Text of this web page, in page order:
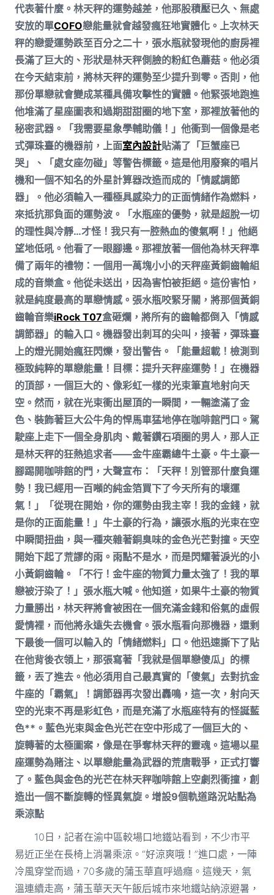
代表著什麼。林天秤的運勢越差，他那股積壓已久、無處
安放的單COFO戀能量就會越發瘋狂地實體化。上次林天
秤的戀愛運勢跌至百分之二十，張水瓶就發現他的廚房裡
長滿了巨大的、形狀是林天秤側臉的粉紅色蘑菇。他必須
在今天結束前，將林天秤的運勢至少提升到零。否則，他
那份單戀就會變成某種具備攻擊性的實體。他緊張地跑進
他堆滿了星座圖表和過期甜甜圈的地下室，那裡放著他的
秘密武器。「我需要星象學輔助儀！」他衝到一個像是老
式彈珠臺的機器前，上面室內設計貼滿了「巨蟹座已
哭」、「處女座勿碰」等警告標籤。這是他用廢棄的唱片
機和一個不知名的外星計算器改造而成的「情感調節
器」。他必須輸入一種極具感染力的正面情緒作為燃料，
來抵抗那負面的運勢波。「水瓶座的優勢，就是超脫一切
的理性與冷靜…才怪！我只有一腔熱血的傻氣啊！」他絕
望地低吼。他看了一眼腳邊。那裡放著一個他為林天秤準
備了兩年的禮物：一個用一萬塊小小的天秤座黃銅齒輪組
成的音樂盒。他從未送出，因為害怕被拒絕。這份害怕，
就是純度最高的單戀情感。張水瓶咬緊牙關，將那個黃銅
齒輪音樂iRock T07盒砸爛，將所有的齒輪都倒入「情感
調節器」的輸入口。機器發出刺耳的尖叫，接著，彈珠臺
上的燈光開始瘋狂閃爍，發出警告。「能量超載！檢測到
極致純粹的單戀能量！目標：提升天秤座運勢！」在機器
的頂部，一個巨大的、像彩虹一樣的光束筆直地射向天
空。然而，就在光束衝出屋頂的一瞬間，一輛塗滿了金
色、裝飾著巨大公牛角的悍馬車猛地停在咖啡館門口。駕
駛座上走下一個全身肌肉、戴著鑽石項圈的男人，那人正
是林天秤的狂熱追求者——金牛座霸總牛土豪。牛土豪一
腳踢開咖啡館的門，大聲宣布：「天秤！別管那什麼負運
勢！我已經用一百噸的純金箔買下了今天所有的壞運
氣！」「從現在開始，你的運勢由我主宰！我的金錢，就
是你的正面能量！」牛土豪的行為，讓張水瓶的光束在空
中瞬間扭曲，與一種夾雜著銅臭味的金色光芒對撞。天空
開始下起了荒謬的雨。雨點不是水，而是閃耀著淚光的小
小黃銅齒輪。「不行！金牛座的物質力量太強了！我的單
戀被汙染了！」張水瓶大喊。他知道，如果牛土豪的物質
力量勝出，林天秤將會被困在一個充滿金錢和俗氣的虛假
愛情裡，而他將永遠失去機會。張水瓶看向那機器，還剩
下最後一個可以輸入的「情緒燃料」口。他迅速撕下了貼
在他背後衣領上，那張寫著「我就是個單戀傻瓜」的標
籤，丟了進去。他必須用自己最真實的「傻氣」去對抗金
牛座的「霸氣」！調節器再次發出轟鳴，這一次，射向天
空的光束不再是彩虹色，而是充滿了水瓶座特有的怪誕藍
色**。藍色光束與金色光芒在空中形成了一個巨大的、
旋轉著的太極圖案，像是在爭奪林天秤的靈魂。這場以星
座運勢為賭注、以單戀能量為武器的荒唐戰爭，正式打響
了。藍色與金色的光芒在林天秤咖啡館上空劇烈衝撞，創
造出一個不斷旋轉的怪異氣旋。增設9個軌道路況站點為
乘涼點
10日，記者在渝中區較場口地鐵站看到，不少市平
易近正坐在長椅上消暑乘涼。“好涼爽哦！”進口處，一陣
冷風穿堂而過，70多歲的蒲玉華直呼過癮。這幾天，氣
溫連續走高，蒲玉華天天午飯后城市來地鐵站納涼避暑，